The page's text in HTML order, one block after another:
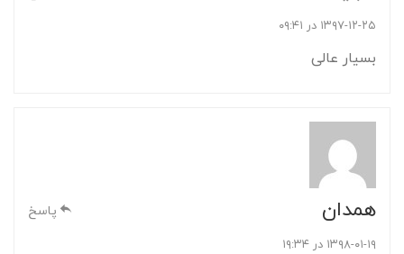
۱۳۹۷-۱۲-۲۵ در ۰۹:۴۱
بسیار عالی
همدان پاسخ
۱۳۹۸-۰۱-۱۹ در ۱۹:۳۴